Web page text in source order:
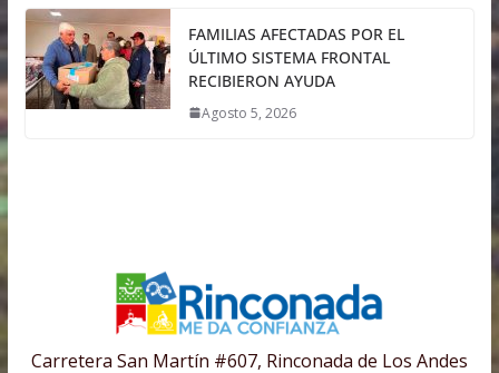
FAMILIAS AFECTADAS POR EL
ÚLTIMO SISTEMA FRONTAL
RECIBIERON AYUDA
Agosto 5, 2026
Carretera San Martín #607, Rinconada de Los Andes